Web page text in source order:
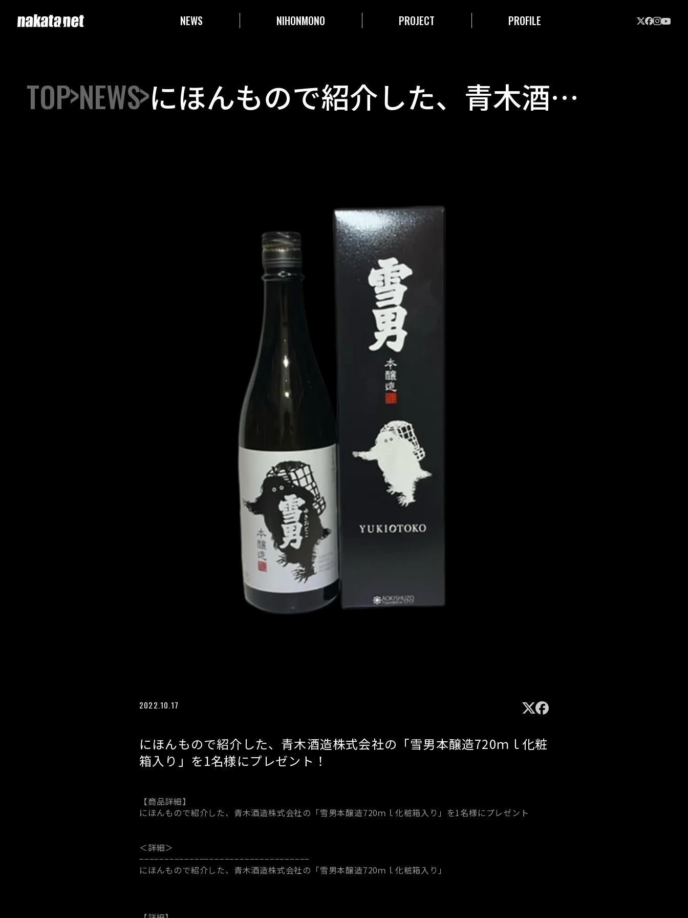
NEWS NIHONMONO PROJECT PROFILE
TOP NEWS にほんもので紹介した、青木酒造
株式会社の「雪男本醸造720ｍｌ化
2022.10.17
にほんもので紹介した、青木酒造株式会社の「雪男本醸造720ｍｌ化粧
箱入り」を1名様にプレゼント！
【商品詳細】
にほんもので紹介した、青木酒造株式会社の「雪男本醸造720ｍｌ化粧箱入り」を1名様にプレゼント
＜詳細＞
−−−−−−−−−−−−−−−−−−−−−−−−−−−−−−−−−−
にほんもので紹介した、青木酒造株式会社の「雪男本醸造720ｍｌ化粧箱入り」